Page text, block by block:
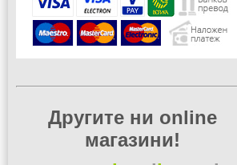
Другите ни online
магазини!